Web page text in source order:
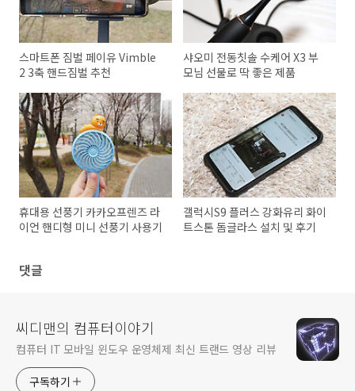
스마트폰 짐벌 페이유 Vimble
2 3축 핸드짐벌 추천
샤오미 전동칫솔 수케어 X3 부
모님 선물로 딱 좋은 제품
휴대용 선풍기 카카오프렌즈 라
이언 핸디형 미니 선풍기 사용기
갤럭시S9 플러스 강화유리 화이
트스톤 돔글라스 설치 및 후기
댓글
씨디맨의 컴퓨터이야기
컴퓨터 IT 모바일 윈도우 운영체제 최신 트랜드 영상 리뷰
구독하기